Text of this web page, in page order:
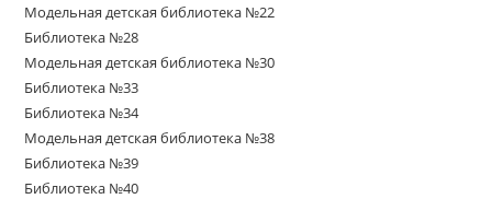
Модельная детская библиотека №22
Библиотека №28
Модельная детская библиотека №30
Библиотека №33
Библиотека №34
Модельная детская библиотека №38
Библиотека №39
Библиотека №40